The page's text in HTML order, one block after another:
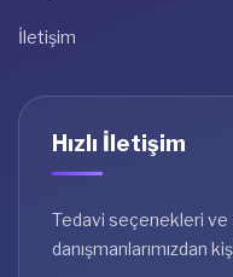
İletişim
Hızlı İletişim
Tedavi seçenekleri ve
danışmanlarımızdan